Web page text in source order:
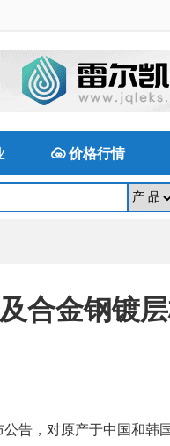
价格行情
合金钢镀
告，对原产于中国和韩